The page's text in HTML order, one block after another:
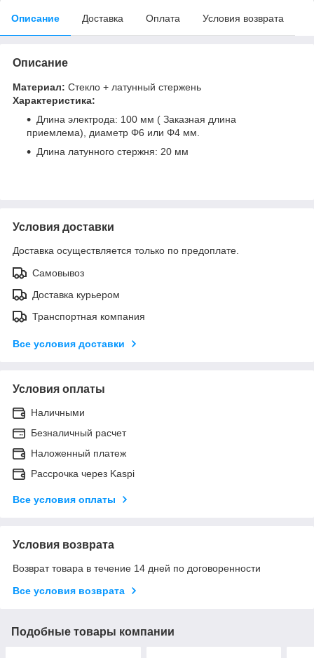
Описание Доставка Оплата Условия возврата
Описание
Материал: Стекло + латунный стержень
Характеристика:
Длина электрода: 100 мм ( Заказная длина
приемлема), диаметр Φ6 или Φ4 мм.
Длина латунного стержня: 20 мм
Условия доставки
Доставка осуществляется только по предоплате.
Самовывоз
Доставка курьером
Транспортная компания
Все условия доставки
Условия оплаты
Наличными
Безналичный расчет
Наложенный платеж
Рассрочка через Kaspi
Все условия оплаты
Условия возврата
Возврат товара в течение 14 дней по договоренности
Все условия возврата
Подобные товары компании